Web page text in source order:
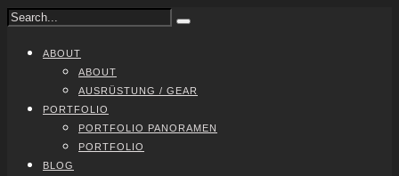
ABOUT
ABOUT
AUS­RÜS­TUNG / GEAR
PORT­FO­LIO
PORT­FO­LIO PAN­ORA­MEN
PORT­FO­LIO
BLOG